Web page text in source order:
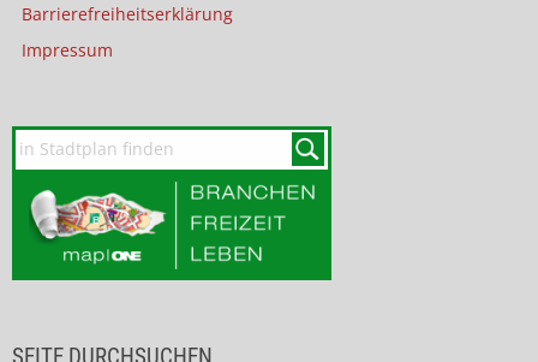
Barrierefreiheitserklärung
Impressum